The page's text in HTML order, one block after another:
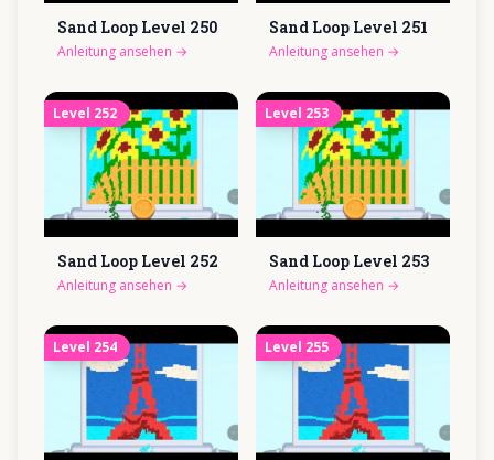
Sand Loop Level 250
Anleitung ansehen →
Sand Loop Level 251
Anleitung ansehen →
Level 252
Sand Loop Level 252
Anleitung ansehen →
Level 253
Sand Loop Level 253
Anleitung ansehen →
Level 254 Level 255